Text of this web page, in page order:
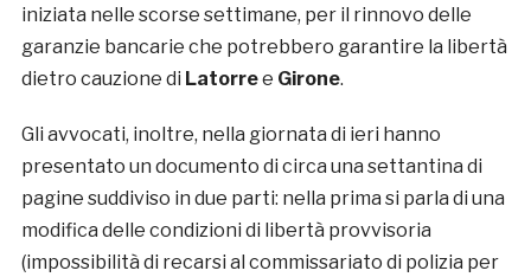
iniziata nelle scorse settimane, per il rinnovo delle
garanzie bancarie che potrebbero garantire la libertà
dietro cauzione di Latorree Girone.
Gli avvocati, inoltre, nella giornata di ieri hanno
presentato un documento di circa una settantina di
pagine suddiviso in due parti: nella prima si parla di una
modifica delle condizioni di libertà provvisoria
(impossibilità di recarsi al commissariato di polizia per